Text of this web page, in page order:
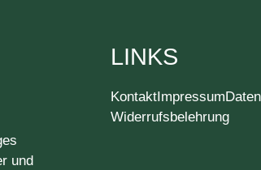
und
LINKS
KontaktImpressum
Widerrufsbelehrung